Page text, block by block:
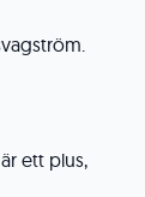
ett plus,